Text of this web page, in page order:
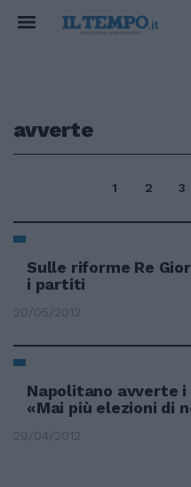
avverte
1 2 3
Sulle riforme Re
i partiti
20/05/2012
Napolitano avverte
«Mai più elezioni di
29/04/2012